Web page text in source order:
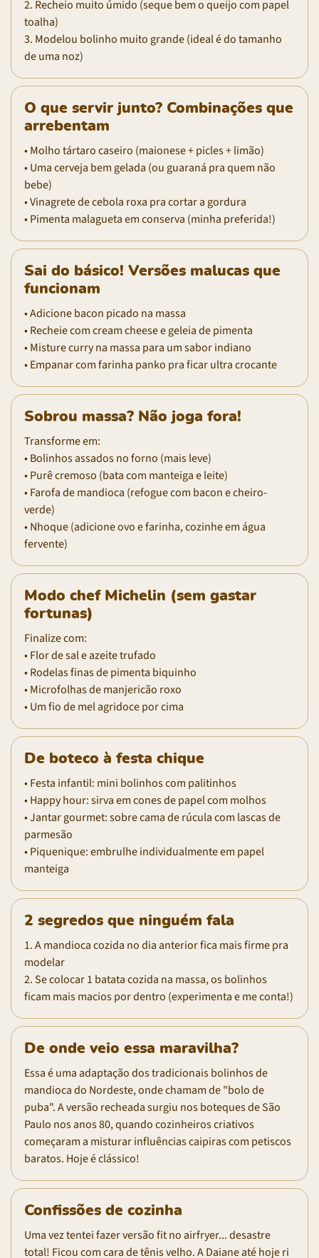
2. Recheio muito úmido (seque bem o queijo com papel
toalha)
3. Modelou bolinho muito grande (ideal é do tamanho
de uma noz)
O que servir junto? Combinações que
arrebentam
• Molho tártaro caseiro (maionese + picles + limão)
• Uma cerveja bem gelada (ou guaraná pra quem não
bebe)
• Vinagrete de cebola roxa pra cortar a gordura
• Pimenta malagueta em conserva (minha preferida!)
Sai do básico! Versões malucas que
funcionam
• Adicione bacon picado na massa
• Recheie com cream cheese e geleia de pimenta
• Misture curry na massa para um sabor indiano
• Empanar com farinha panko pra ficar ultra crocante
Sobrou massa? Não joga fora!
Transforme em:
• Bolinhos assados no forno (mais leve)
• Purê cremoso (bata com manteiga e leite)
• Farofa de mandioca (refogue com bacon e cheiro-
verde)
• Nhoque (adicione ovo e farinha, cozinhe em água
fervente)
Modo chef Michelin (sem gastar
fortunas)
Finalize com:
• Flor de sal e azeite trufado
• Rodelas finas de pimenta biquinho
• Microfolhas de manjericão roxo
• Um fio de mel agridoce por cima
De boteco à festa chique
• Festa infantil: mini bolinhos com palitinhos
• Happy hour: sirva em cones de papel com molhos
• Jantar gourmet: sobre cama de rúcula com lascas de
parmesão
• Piquenique: embrulhe individualmente em papel
manteiga
2 segredos que ninguém fala
1. A mandioca cozida no dia anterior fica mais firme pra
modelar
2. Se colocar 1 batata cozida na massa, os bolinhos
ficam mais macios por dentro (experimenta e me conta!)
De onde veio essa maravilha?
Essa é uma adaptação dos tradicionais bolinhos de
mandioca do Nordeste, onde chamam de "bolo de
puba". A versão recheada surgiu nos boteques de São
Paulo nos anos 80, quando cozinheiros criativos
começaram a misturar influências caipiras com petiscos
baratos. Hoje é clássico!
Confissões de cozinha
Uma vez tentei fazer versão fit no airfryer... desastre
total! Ficou com cara de tênis velho. A Daiane até hoje ri